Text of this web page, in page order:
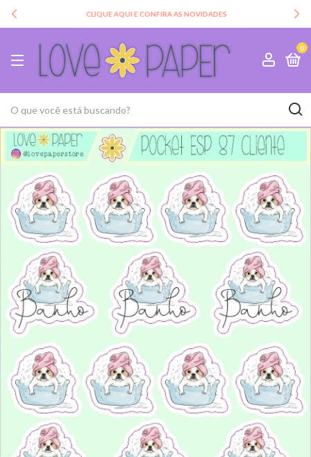
CLIQUE AQUI E CONFIRA AS NOVIDADES
0